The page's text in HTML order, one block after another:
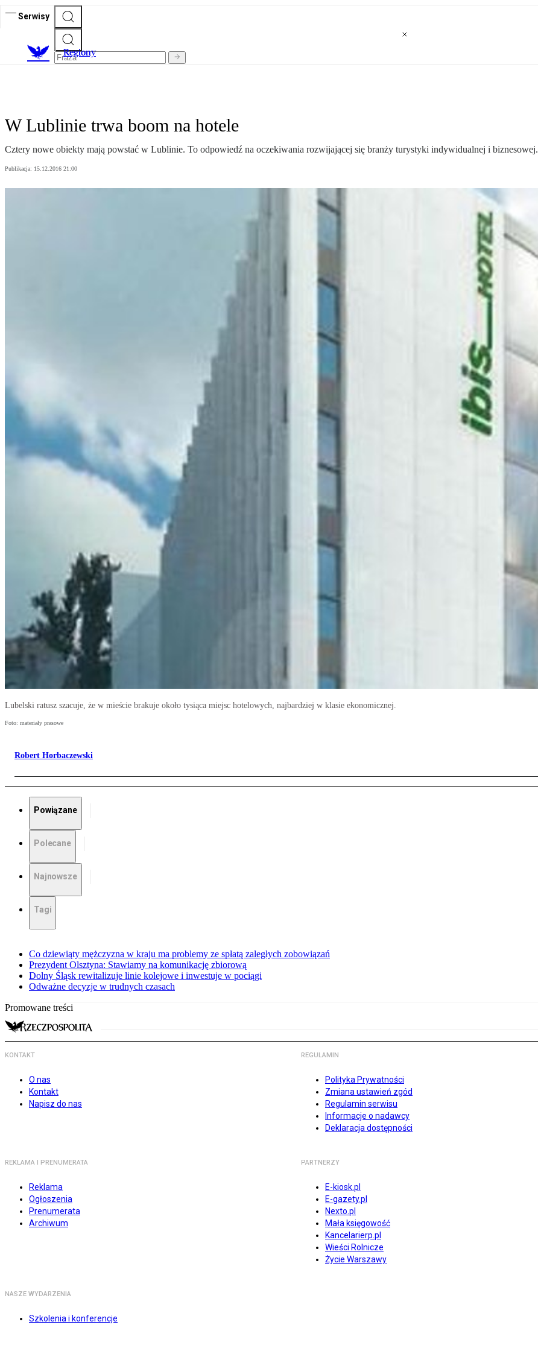
Serwisy
Regiony
W Lublinie trwa boom na hotele
Cztery nowe obiekty mają powstać w Lublinie. To odpowiedź na oczekiwania rozwijającej się branży turystyki indywidualnej i biznesowej.
Publikacja: 15.12.2016 21:00
Lubelski ratusz szacuje, że w mieście brakuje około tysiąca miejsc hotelowych, najbardziej w klasie ekonomicznej.
Foto: materiały prasowe
Robert Horbaczewski
Powiązane
Polecane
Najnowsze
Tagi
Co dziewiąty mężczyzna w kraju ma problemy ze spłatą zaległych zobowiązań
Prezydent Olsztyna: Stawiamy na komunikację zbiorową
Dolny Śląsk rewitalizuje linie kolejowe i inwestuje w pociągi
Odważne decyzje w trudnych czasach
Promowane treści
KONTAKT
O nas
Kontakt
Napisz do nas
REGULAMIN
Polityka Prywatności
Zmiana ustawień zgód
Regulamin serwisu
Informacje o nadawcy
Deklaracja dostępności
REKLAMA I PRENUMERATA
Reklama
Ogłoszenia
Prenumerata
Archiwum
PARTNERZY
E-kiosk.pl
E-gazety.pl
Nexto.pl
Mała księgowość
Kancelarierp.pl
Wieści Rolnicze
Życie Warszawy
NASZE WYDARZENIA
Szkolenia i konferencje